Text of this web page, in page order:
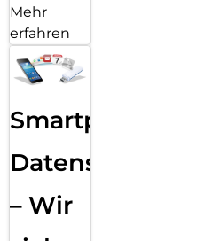
Mehr
erfahren
Smartphone
Datensicherung
– Wir